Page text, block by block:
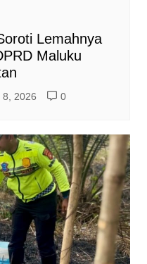
Lemahnya
Maluku
8, 2026 0